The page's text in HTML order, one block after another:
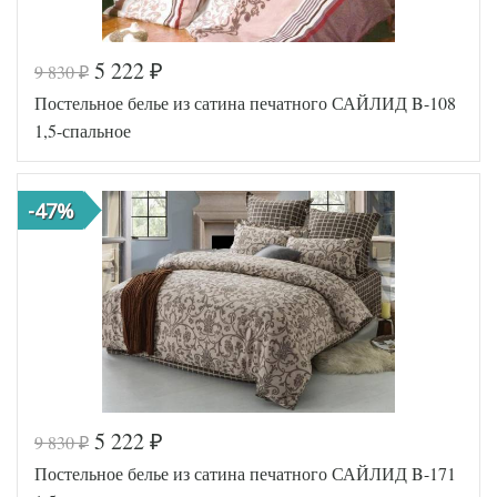
Код товара
443-220
Артикул
SLD-B-
Ткань
Размер
пододеяльника 150х215
Размер
простыни
160х220
70х70
(2шт)
Производитель
Sailid
(Китай)
Код товара
443-660
Артикул
SLD-B-
9 830₽ 5 222 ₽
Постельное белье из сатина печатного САЙЛИД B-108
1,5-спальное
-47%
9 830₽ 5 222 ₽
Постельное белье из сатина печатного САЙЛИД B-171